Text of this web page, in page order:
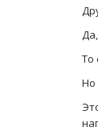
То
Но